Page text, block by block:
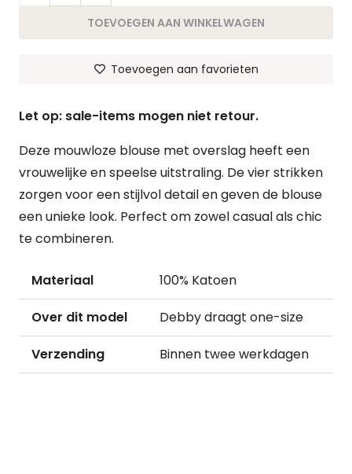
aantal
TOEVOEGEN AAN WINKELWAGEN
Toevoegen aan favorieten
Let op: sale-items mogen niet retour.
Deze mouwloze blouse met overslag heeft een
vrouwelijke en speelse uitstraling. De vier strikken
zorgen voor een stijlvol detail en geven de blouse
een unieke look. Perfect om zowel casual als chic
te combineren.
Materiaal 100% Katoen
Over dit model Debby draagt one-size
Verzending Binnen twee werkdagen